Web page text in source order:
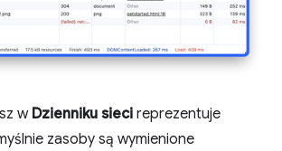
w Dzienniku sieci reprezentuje
zasoby są wymienione